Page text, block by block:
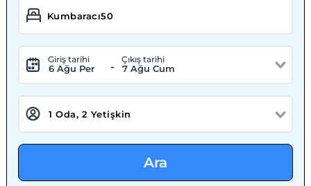
Giriş tarihi
6 Ağu Per -
Çıkış tarihi
7 Ağu Cum
Ara